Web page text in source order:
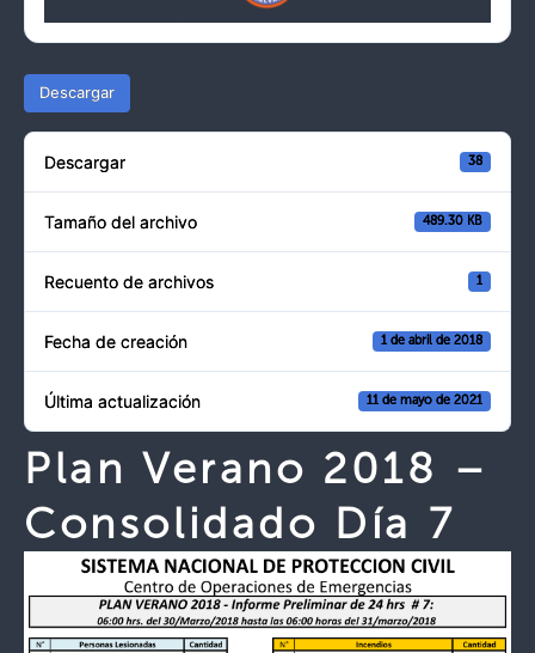
Descargar
Descargar 38
Tamaño del archivo 489.30 KB
Recuento de archivos 1
Fecha de creación 1 de abril de 2018
Última actualización 11 de mayo de 2021
Plan Verano 2018 –
Consolidado Día 7